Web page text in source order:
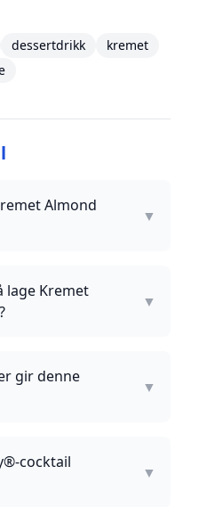
dessertdrikk
kremet
Almond
▼
lage Kremet
▼
gir denne
▼
cocktail
▼